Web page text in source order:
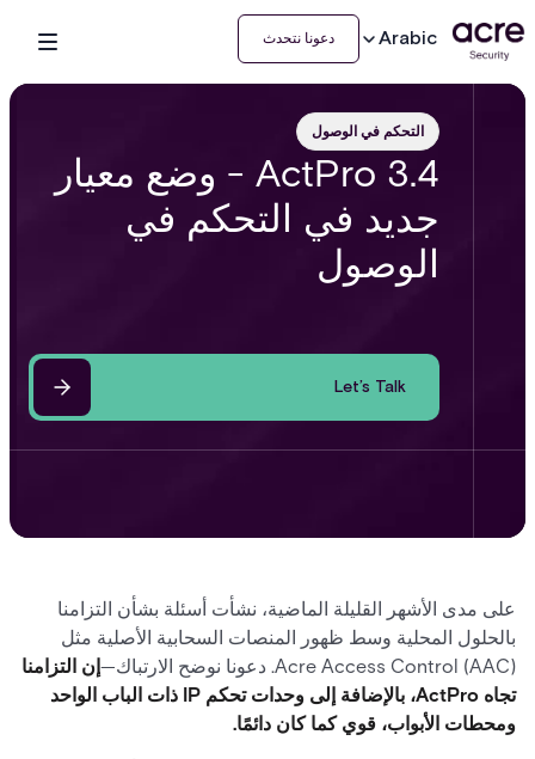
Arabic دعونا نتحدث
التحكم في الوصول
ActPro 3.4 - وضع معيار
جديد في التحكم في
الوصول
Let’s Talk
على مدى الأشهر القليلة الماضية، نشأت أسئلة بشأن التزامنا
بالحلول المحلية وسط ظهور المنصات السحابية الأصلية مثل
Acre Access Control (AAC). دعونا نوضح الارتباك—
إن التزامنا
تجاه ActPro، بالإضافة إلى وحدات تحكم IP ذات الباب الواحد
ومحطات الأبواب، قوي كما كان دائمًا.